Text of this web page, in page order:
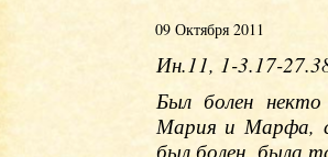
09 Октября 2011
Ин.11, 1-3.17-
Был болен
Мария и Марфа,
был болен, была